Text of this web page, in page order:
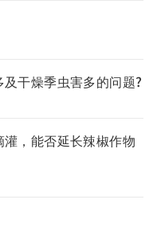
干燥季虫害多的问题?
，能否延长辣椒作物